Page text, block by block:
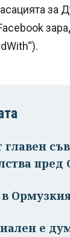
за
главен
пред
е